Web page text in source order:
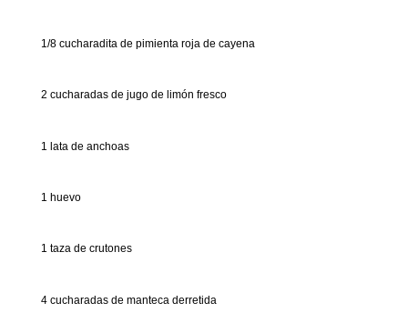
1/8 cucharadita de pimienta roja de cayena
2 cucharadas de jugo de limón fresco
1 lata de anchoas
1 huevo
1 taza de crutones
4 cucharadas de manteca derretida